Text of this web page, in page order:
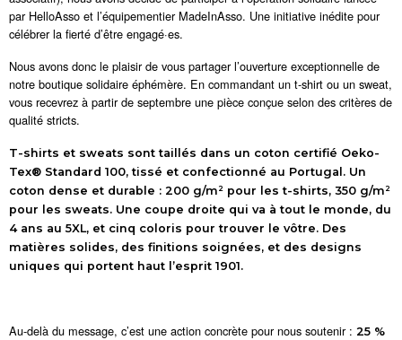
par HelloAsso et l’équipementier MadeInAsso. Une initiative inédite pour
célébrer la fierté d’être engagé·es.
Nous avons donc le plaisir de vous partager l’ouverture exceptionnelle de
notre boutique solidaire éphémère. En commandant un t-shirt ou un sweat,
vous recevrez à partir de septembre une pièce conçue selon des critères de
qualité stricts.
T-shirts et sweats sont taillés dans un coton certifié Oeko-
Tex® Standard 100, tissé et confectionné au Portugal. Un
coton dense et durable : 200 g/m² pour les t-shirts, 350 g/m²
pour les sweats. Une coupe droite qui va à tout le monde, du
4 ans au 5XL, et cinq coloris pour trouver le vôtre. Des
matières solides, des finitions soignées, et des designs
uniques qui portent haut l’esprit 1901.
Au-delà du message, c’est une action concrète pour nous soutenir : 25 %